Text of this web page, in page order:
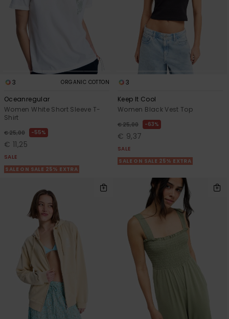
3 ORGANIC COTTON
Oceanregular
Women White Short Sleeve T-
Shirt
€ 25,00 55%
€ 11,25
SALE
SALE ON SALE 25% EXTRA
3
Keep It Cool
Women Black Vest Top
€ 25,00 63%
€ 9,37
SALE
SALE ON SALE 25% EXTRA